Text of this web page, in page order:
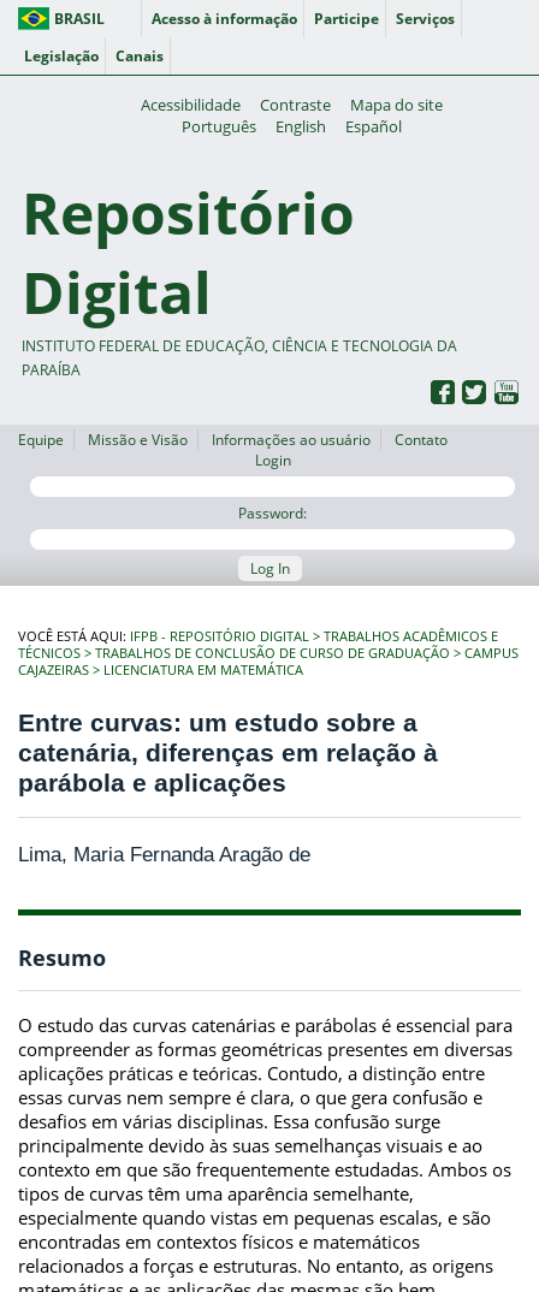
BRASIL Acesso à informação Participe
Serviços
Legislação
Canais
Acessibilidade Contraste
Mapa do site
Português
English Español
Repositório
Digital
INSTITUTO FEDERAL DE EDUCAÇÃO, CIÊNCIA E TECNOLOGIA DA
PARAÍBA
Equipe Missão e Visão Informações ao usuário
Contato
Login
Password:
Log In
VOCÊ ESTÁ AQUI: IFPB - REPOSITÓRIO DIGITAL
TRABALHOS ACADÊMICOS E
TÉCNICOS
TRABALHOS DE CONCLUSÃO DE CURSO DE GRADUAÇÃO
CAMPUS
CAJAZEIRAS
LICENCIATURA EM MATEMÁTICA
Entre curvas: um estudo sobre a
catenária, diferenças em relação à
parábola e aplicações
Lima, Maria Fernanda Aragão de
Resumo
O estudo das curvas catenárias e parábolas é essencial para
compreender as formas geométricas presentes em diversas
aplicações práticas e teóricas. Contudo, a distinção entre
essas curvas nem sempre é clara, o que gera confusão e
desafios em várias disciplinas. Essa confusão surge
principalmente devido às suas semelhanças visuais e ao
contexto em que são frequentemente estudadas. Ambos os
tipos de curvas têm uma aparência semelhante,
especialmente quando vistas em pequenas escalas, e são
encontradas em contextos físicos e matemáticos
relacionados a forças e estruturas. No entanto, as origens